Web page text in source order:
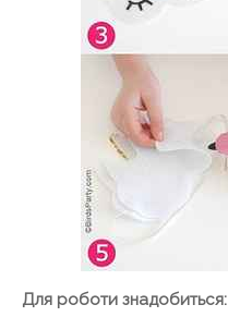
Для роботи знадобиться: